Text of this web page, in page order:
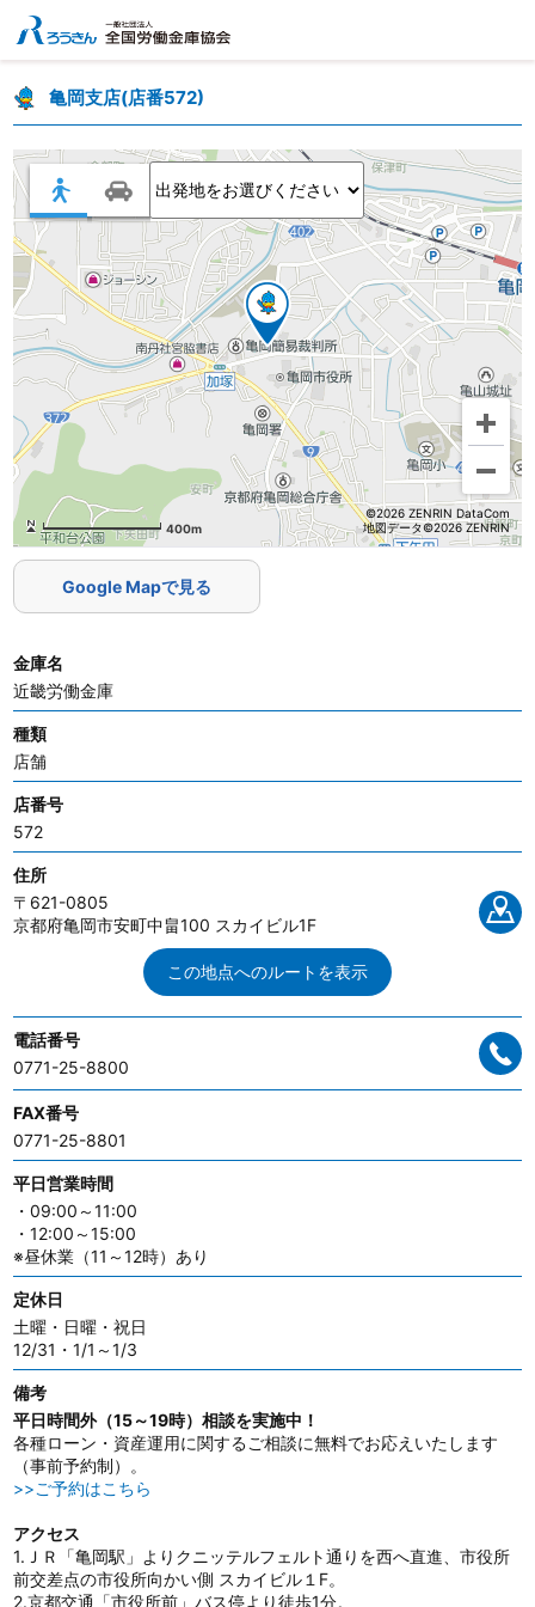
亀岡支店(店番572)
400m
©2026 ZENRIN DataCom
地図データ©2026 ZENRIN
Google Mapで見る
金庫名
近畿労働金庫
種類
店舗
店番号
572
住所
〒621-0805
京都府亀岡市安町中畠100 スカイビル1F
この地点へのルートを表示
電話番号
0771-25-8800
FAX番号
0771-25-8801
平日営業時間
・09:00～11:00
・12:00～15:00
※昼休業（11～12時）あり
定休日
土曜・日曜・祝日
12/31・1/1～1/3
備考
平日時間外（15～19時）相談を実施中！
各種ローン・資産運用に関するご相談に無料でお応えいたします
（事前予約制）。
>>ご予約はこちら
アクセス
1.ＪＲ「亀岡駅」よりクニッテルフェルト通りを西へ直進、市役所
前交差点の市役所向かい側 スカイビル１F。
2.京都交通「市役所前」バス停より徒歩1分。